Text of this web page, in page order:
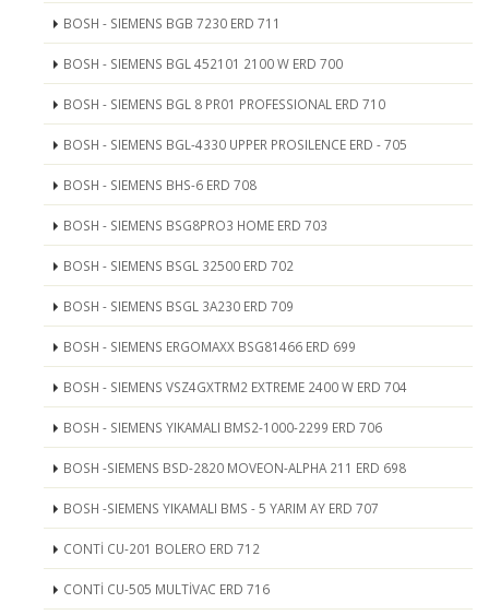
BOSH - SIEMENS BGB 7230 ERD 711
BOSH - SIEMENS BGL 452101 2100 W ERD 700
BOSH - SIEMENS BGL 8 PR01 PROFESSIONAL ERD 710
BOSH - SIEMENS BGL-4330 UPPER PROSILENCE ERD - 705
BOSH - SIEMENS BHS-6 ERD 708
BOSH - SIEMENS BSG8PRO3 HOME ERD 703
BOSH - SIEMENS BSGL 32500 ERD 702
BOSH - SIEMENS BSGL 3A230 ERD 709
BOSH - SIEMENS ERGOMAXX BSG81466 ERD 699
BOSH - SIEMENS VSZ4GXTRM2 EXTREME 2400 W ERD 704
BOSH - SIEMENS YIKAMALI BMS2-1000-2299 ERD 706
BOSH -SIEMENS BSD-2820 MOVEON-ALPHA 211 ERD 698
BOSH -SIEMENS YIKAMALI BMS - 5 YARIM AY ERD 707
CONTİ CU-201 BOLERO ERD 712
CONTİ CU-505 MULTİVAC ERD 716